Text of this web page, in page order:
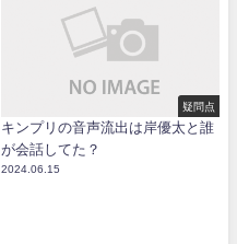
疑問点
キンプリの音声流出は岸優太と誰
が会話してた？
2024.06.15